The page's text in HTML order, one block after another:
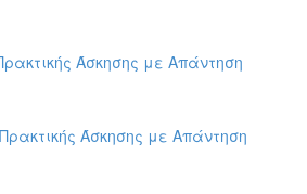
Άσκησης με Απάντηση
Άσκησης με Απάντηση